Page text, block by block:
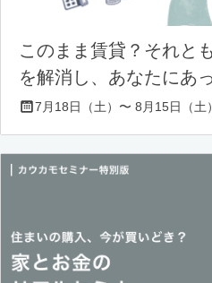
このまま賃貸？それと
を解消し、あなたにあ
7月18日（土）〜 8月15日（土